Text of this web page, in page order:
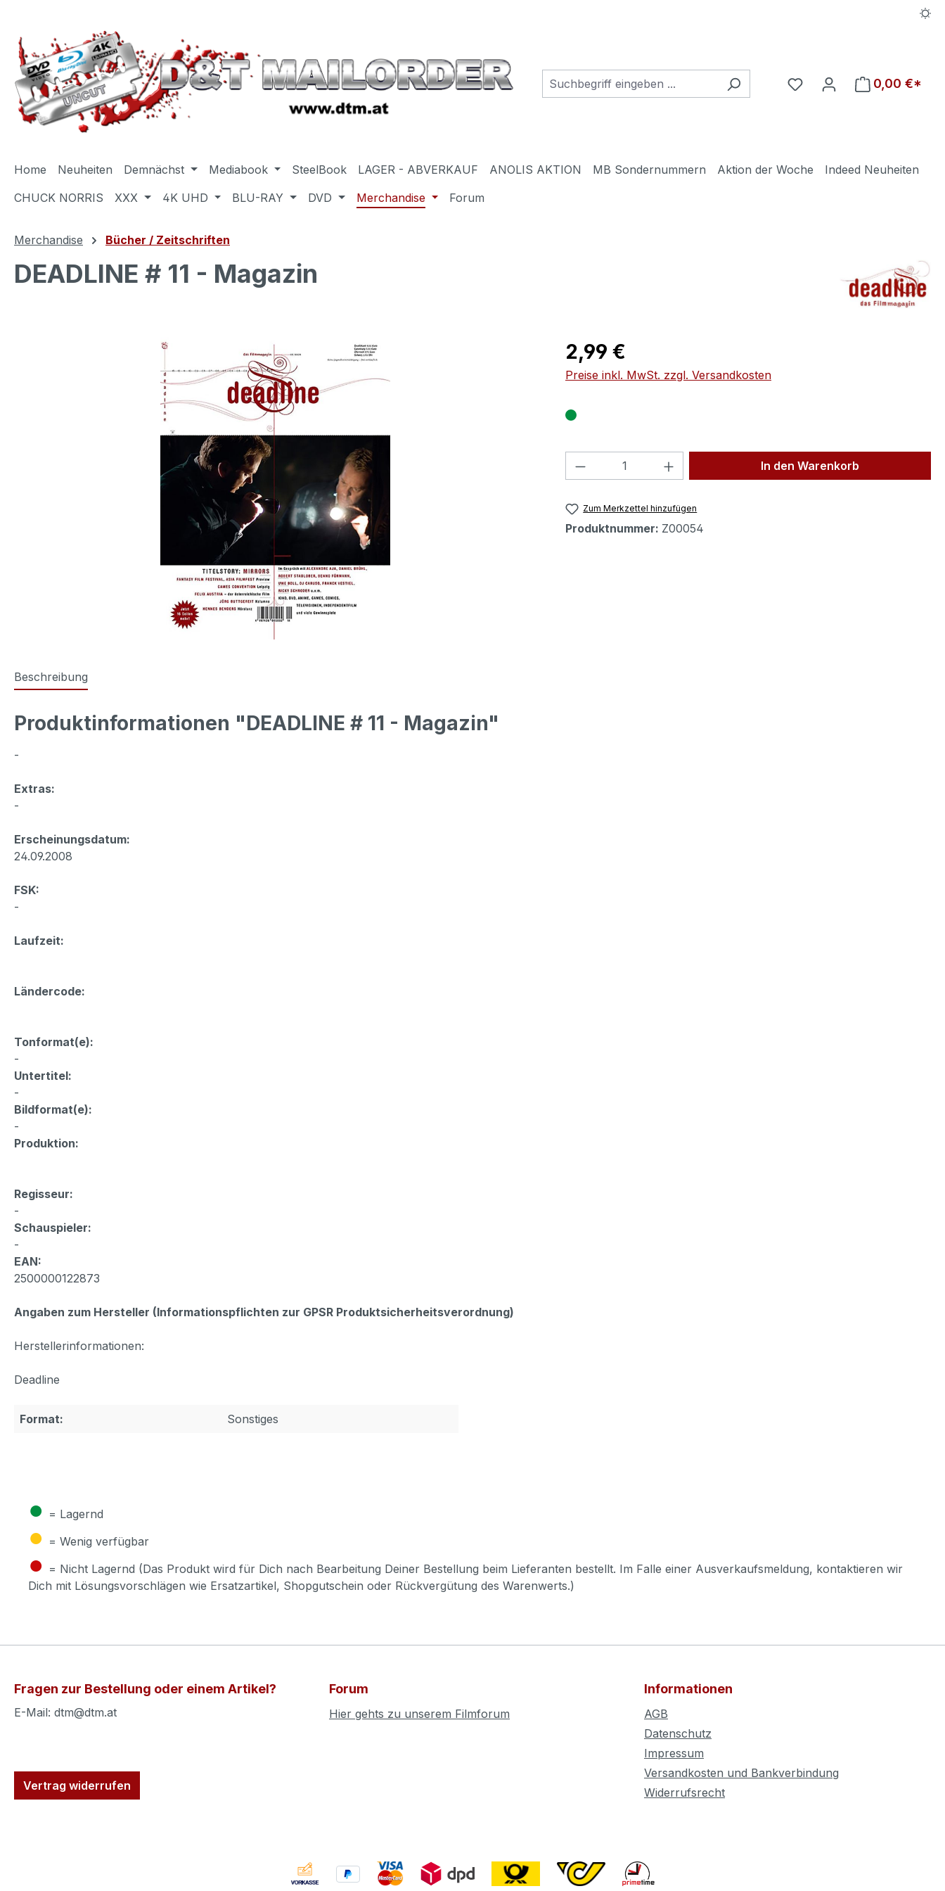
Du hast 0 Produkte auf
0,00 €*
Home Neuheiten Demnächst Mediabook SteelBook LAGER - ABVERKAUF ANOLIS AKTION MB Sondernummern Aktion der Woche
Indeed Neuheiten
CHUCK NORRIS
XXX 4K UHD BLU-RAY DVD Merchandise Forum
Merchandise Bücher / Zeitschriften
DEADLINE # 11 - Magazin
Regulärer Preis:
2,99 €
Preise inkl. MwSt. zzgl. Versandkosten
Produkt Anzahl: Gib den gewünschten Wert
In den Warenkorb
Zum Merkzettel hinzufügen
Produktnummer: Z00054
Beschreibung
Produktinformationen "DEADLINE # 11 - Magazin"
-
Extras:
-
Erscheinungsdatum:
24.09.2008
FSK:
-
Laufzeit:
Ländercode:
Tonformat(e):
-
Untertitel:
-
Bildformat(e):
-
Produktion:
Regisseur:
-
Schauspieler:
-
EAN:
2500000122873
Angaben zum Hersteller (Informationspflichten zur GPSR Produktsicherheitsverordnung)
Herstellerinformationen:
Deadline
Format: Sonstiges
● = Lagernd
● = Wenig verfügbar
● = Nicht Lagernd (Das Produkt wird für Dich nach Bearbeitung Deiner Bestellung beim Lieferanten bestellt. Im Falle einer Ausverkaufsmeldung, kontaktieren wir
Dich mit Lösungsvorschlägen wie Ersatzartikel, Shopgutschein oder Rückvergütung des Warenwerts.)
Fragen zur Bestellung oder einem Artikel?
E-Mail: dtm@dtm.at
Vertrag widerrufen
Forum
Hier gehts zu unserem Filmforum
Informationen
AGB
Datenschutz
Impressum
Versandkosten und Bankverbindung
Widerrufsrecht